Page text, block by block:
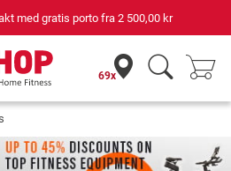
med gratis porto fra2 500,00 kr
69x